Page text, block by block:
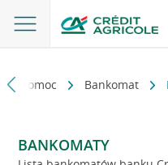
i pomoc Bankomat
BANKOMATY